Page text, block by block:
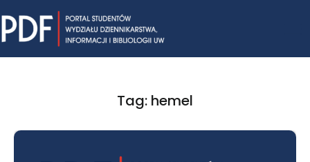
to
content
Tag: hemel